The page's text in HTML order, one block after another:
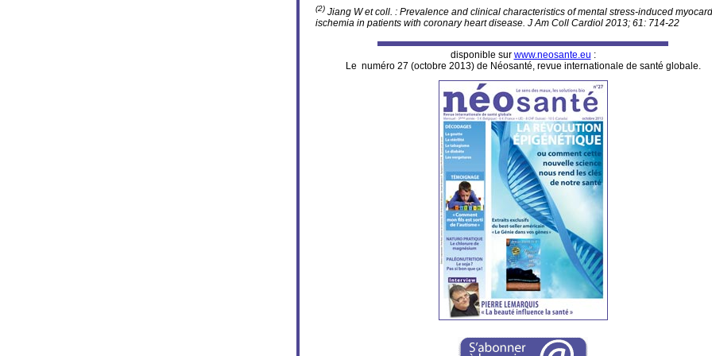
(2) Jiang W et coll. : Prevalence and clinical characteristics of mental stress-induced
ischemia in patients with coronary heart disease. J Am Coll Cardiol 2013; 61: 714-22
disponible sur www.neosante.eu :
Le numéro 27 (octobre 2013) de Néosanté, revue internationale de santé globale.